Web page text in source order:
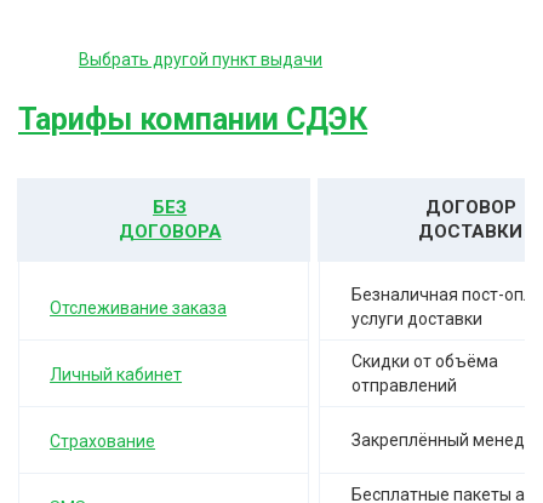
Выбрать другой пункт выдачи
Тарифы компании СДЭК
БЕЗ
ДОГОВОРА
Отслеживание заказа
Личный кабинет
Страхование
ДОГОВОР
ДОСТАВКИ
Безналичная пост-
услуги доставки
Скидки от объёма
отправлений
Закреплённый
Бесплатные пакеты а-